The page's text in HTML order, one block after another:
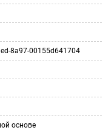
8a97-00155d641704
основе